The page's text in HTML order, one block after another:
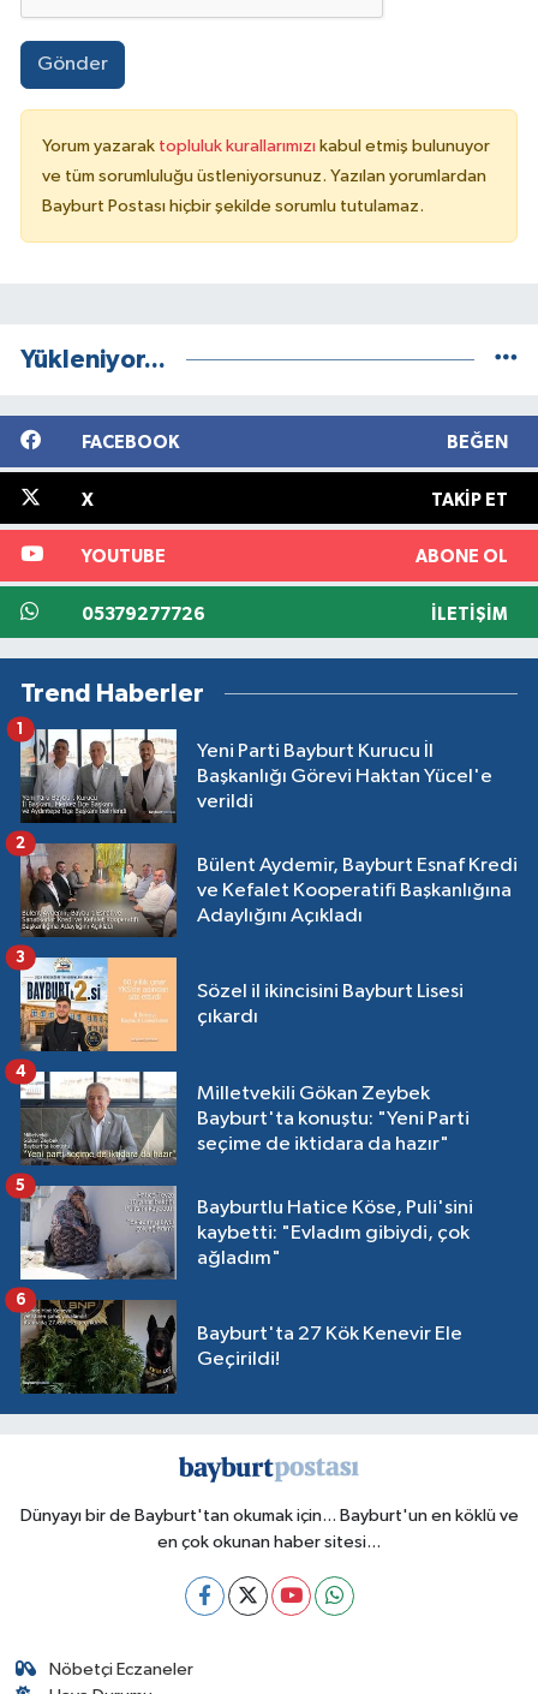
Gönder
Yorum yazarak topluluk kurallarımızı kabul etmiş bulunuyor
ve tüm sorumluluğu üstleniyorsunuz. Yazılan yorumlardan
Bayburt Postası hiçbir şekilde sorumlu tutulamaz.
Yükleniyor...
FACEBOOK BEĞEN
X TAKIP ET
YOUTUBE ABONE OL
05379277726 İLETIŞIM
Trend Haberler
Yeni Parti Bayburt Kurucu İl
Başkanlığı Görevi Haktan Yücel'e
verildi
1
Bülent Aydemir, Bayburt Esnaf Kredi
ve Kefalet Kooperatifi Başkanlığına
Adaylığını Açıkladı
2
Sözel il ikincisini Bayburt Lisesi
çıkardı
3
Milletvekili Gökan Zeybek
Bayburt'ta konuştu: "Yeni Parti
seçime de iktidara da hazır"
4
Bayburtlu Hatice Köse, Puli'sini
kaybetti: "Evladım gibiydi, çok
ağladım"
5
Bayburt'ta 27 Kök Kenevir Ele
Geçirildi!
6
Dünyayı bir de Bayburt'tan okumak için... Bayburt'un en köklü ve
en çok okunan haber sitesi...
Nöbetçi Eczaneler